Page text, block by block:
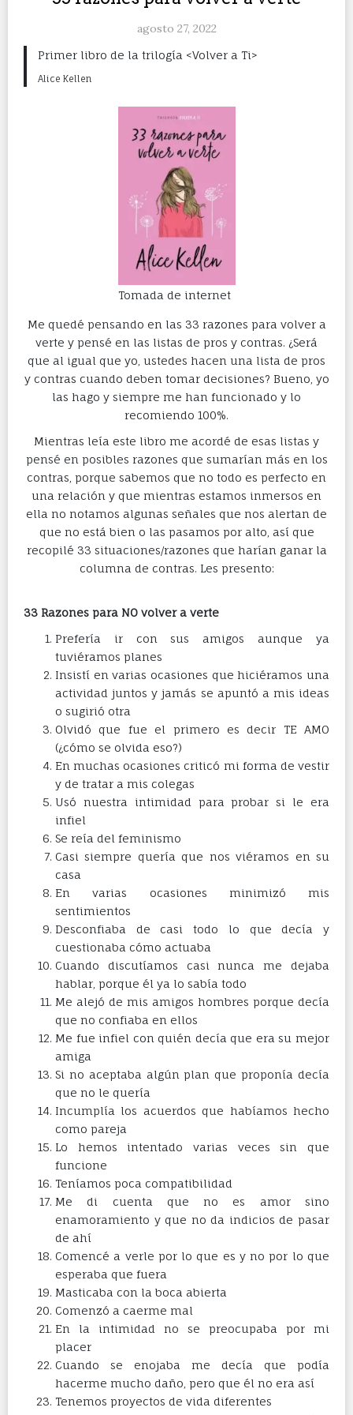
agosto 27, 2022
Primer libro de la trilogía <Volver a Ti>
Alice Kellen
Tomada de internet
Me quedé pensando en las 33 razones para volver a
verte y pensé en las listas de pros y contras. ¿Será
que al igual que yo, ustedes hacen una lista de pros
y contras cuando deben tomar decisiones? Bueno, yo
las hago y siempre me han funcionado y lo
recomiendo 100%.
Mientras leía este libro me acordé de esas listas y
pensé en posibles razones que sumarían más en los
contras, porque sabemos que no todo es perfecto en
una relación y que mientras estamos inmersos en
ella no notamos algunas señales que nos alertan de
que no está bien o las pasamos por alto, así que
recopilé 33 situaciones/razones que harían ganar la
columna de contras. Les presento:
33 Razones para NO volver a verte
Prefería ir con sus amigos aunque ya
tuviéramos planes
Insistí en varias ocasiones que hiciéramos una
actividad juntos y jamás se apuntó a mis ideas
o sugirió otra
Olvidó que fue el primero es decir TE AMO
(¿cómo se olvida eso?)
En muchas ocasiones criticó mi forma de vestir
y de tratar a mis colegas
Usó nuestra intimidad para probar si le era
infiel
Se reía del feminismo
Casi siempre quería que nos viéramos en su
casa
En varias ocasiones minimizó mis
sentimientos
Desconfiaba de casi todo lo que decía y
cuestionaba cómo actuaba
Cuando discutíamos casi nunca me dejaba
hablar, porque él ya lo sabía todo
Me alejó de mis amigos hombres porque decía
que no confiaba en ellos
Me fue infiel con quién decía que era su mejor
amiga
Si no aceptaba algún plan que proponía decía
que no le quería
Incumplía los acuerdos que habíamos hecho
como pareja
Lo hemos intentado varias veces sin que
funcione
Teníamos poca compatibilidad
Me di cuenta que no es amor sino
enamoramiento y que no da indicios de pasar
de ahí
Comencé a verle por lo que es y no por lo que
esperaba que fuera
Masticaba con la boca abierta
Comenzó a caerme mal
En la intimidad no se preocupaba por mi
placer
Cuando se enojaba me decía que podía
hacerme mucho daño, pero que él no era así
Tenemos proyectos de vida diferentes